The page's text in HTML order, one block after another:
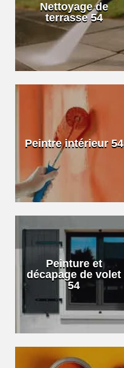
Nettoyage de
terrasse 54
Peintre intérieur 54
Peinture et
décapage de volet
54